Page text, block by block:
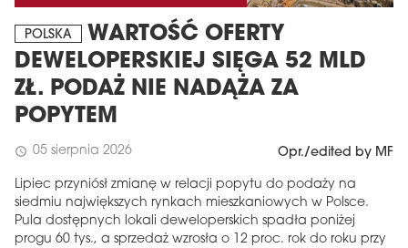
POLSKA
WARTOŚĆ OFERTY
DEWELOPERSKIEJ SIĘGA 52 MLD
ZŁ. PODAŻ NIE NADĄŻA ZA
POPYTEM
schedule 05 sierpnia 2026 Opr./edited by MF
Lipiec przyniósł zmianę w relacji popytu do podaży na
siedmiu największych rynkach mieszkaniowych w Polsce.
Pula dostępnych lokali deweloperskich spadła poniżej
progu 60 tys., a sprzedaż wzrosła o 12 proc. rok do roku przy